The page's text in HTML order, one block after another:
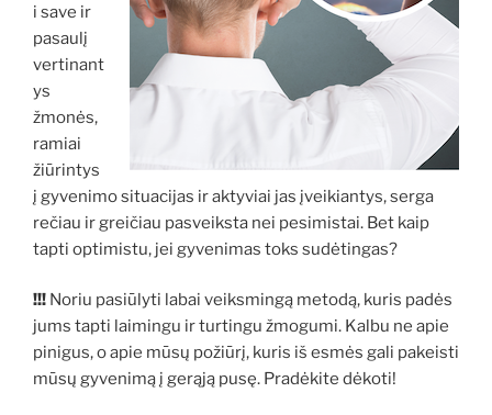
i save ir
pasaulį
vertinant
ys
žmonės,
ramiai
žiūrintys
į gyvenimo situacijas ir aktyviai jas įveikiantys, serga
rečiau ir greičiau pasveiksta nei pesimistai. Bet kaip
tapti optimistu, jei gyvenimas toks sudėtingas?
!!! Noriu pasiūlyti labai veiksmingą metodą, kuris padės
jums tapti laimingu ir turtingu žmogumi. Kalbu ne apie
pinigus, o apie mūsų požiūrį, kuris iš esmės gali pakeisti
mūsų gyvenimą į gerąją pusę. Pradėkite dėkoti!